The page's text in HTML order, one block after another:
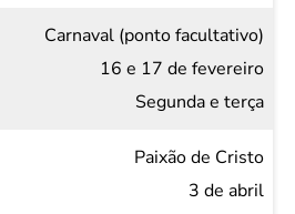
Carnaval (ponto facultativo)
16 e 17 de fevereiro
Segunda e terça
Paixão de Cristo
3 de abril